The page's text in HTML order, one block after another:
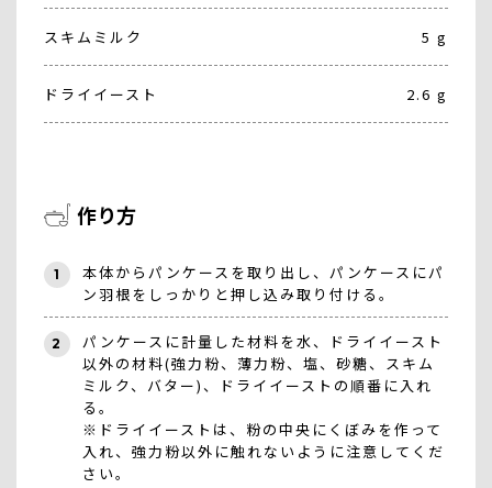
スキムミルク 5 g
ドライイースト 2.6 g
作り方
1
本体からパンケースを取り出し、パンケースにパ
ン羽根をしっかりと押し込み取り付ける。
2
パンケースに計量した材料を水、ドライイースト
以外の材料(強力粉、薄力粉、塩、砂糖、スキム
ミルク、バター)、ドライイーストの順番に入れ
る。
※ドライイーストは、粉の中央にくぼみを作って
入れ、強力粉以外に触れないように注意してくだ
さい。